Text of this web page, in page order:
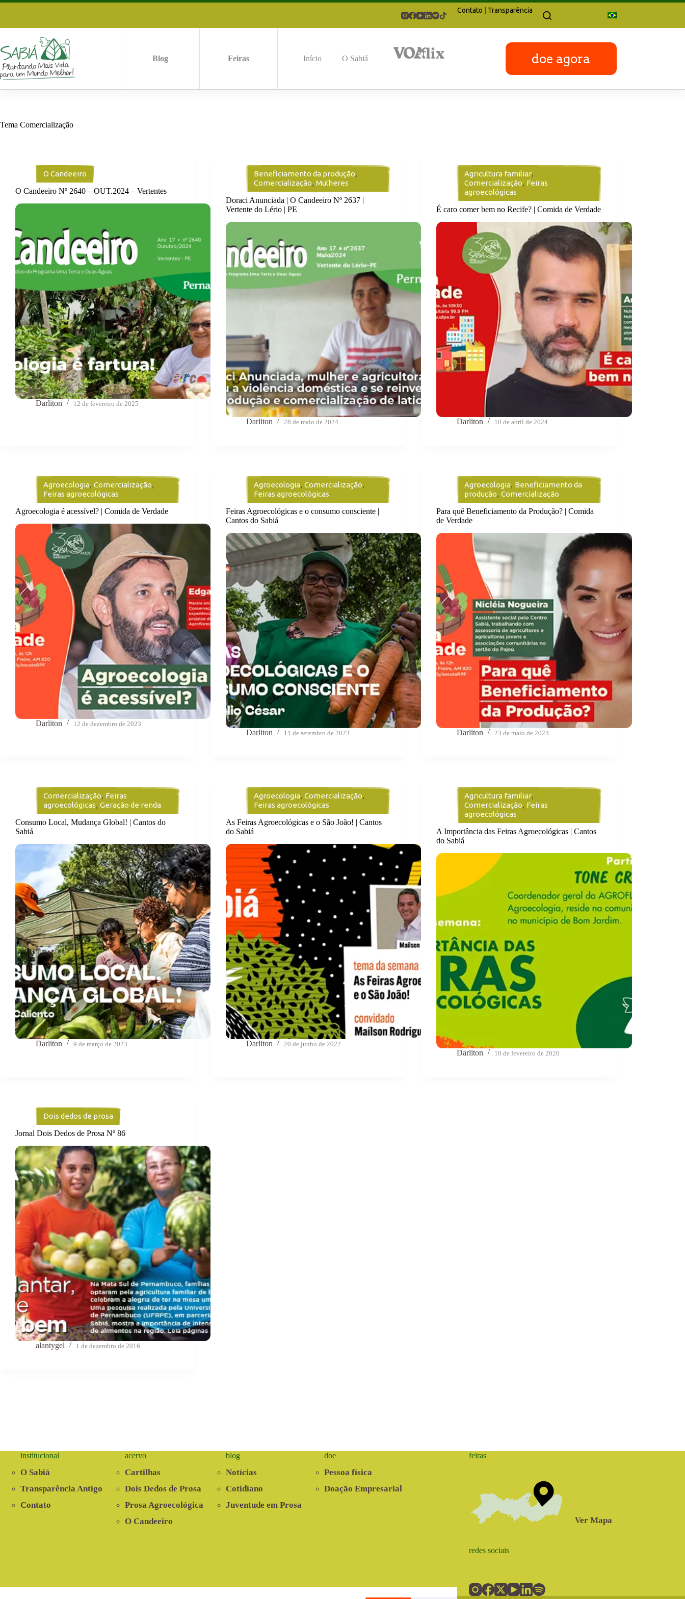
Pular
Contato | Transparência
Blog Feiras Início O Sabiá doe agora
Tema Comercialização
O Candeeiro
O Candeeiro Nº 2640 – OUT.2024 – Vertentes
Darliton 12 de fevereiro de 2025
Beneficiamento da produção,
Comercialização,Mulheres
Doraci Anunciada | O Candeeiro Nº 2637 |
Vertente do Lério | PE
Darliton 28 de maio de 2024
Agricultura familiar,
Comercialização, Feiras
agroecológicas
É caro comer bem no Recife? | Comida de Verdade
Darliton 10 de abril de 2024
Agroecologia, Comercialização,
Feiras agroecológicas
Agroecologia é acessível? | Comida de Verdade
Darliton 12 de dezembro de 2023
Agroecologia,Comercialização,
Feiras agroecológicas
Feiras Agroecológicas e o consumo consciente |
Cantos do Sabiá
Darliton 11 de setembro de 2023
Agroecologia, Beneficiamento da
produção,Comercialização
Para quê Beneficiamento da Produção? | Comida
de Verdade
Darliton 23 de maio de 2023
Comercialização, Feiras
agroecológicas, Geração de renda
Consumo Local, Mudança Global! | Cantos do
Sabiá
Darliton 9 de março de 2023
Agroecologia,Comercialização,
Feiras agroecológicas
As Feiras Agroecológicas e o São João! | Cantos
do Sabiá
Darliton 20 de junho de 2022
Agricultura familiar,
Comercialização, Feiras
agroecológicas
A Importância das Feiras Agroecológicas | Cantos
do Sabiá
Darliton 10 de fevereiro de 2020
Dois dedos de prosa
Jornal Dois Dedos de Prosa Nº 86
alantygel 1 de dezembro de 2016
institucional
O Sabiá
Transparência Antigo
Contato
acervo
Cartilhas
Dois Dedos de Prosa
Prosa Agroecológica
O Candeeiro
blog
Notícias
Cotidiano
Juventude em Prosa
doe
Pessoa física
Doação Empresarial
feiras
Ver Mapa
redes sociais